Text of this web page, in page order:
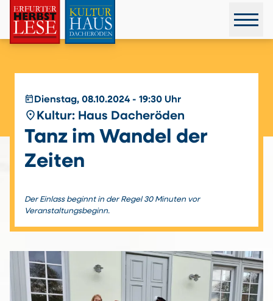
today Dienstag, 08.10.2024 - 19:30 Uhr
place Kultur: Haus Dacheröden
Tanz im Wandel der
Zeiten
Der Einlass beginnt in der Regel 30 Minuten vor
Veranstaltungsbeginn.